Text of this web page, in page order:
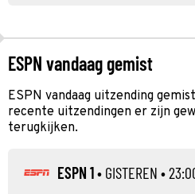
ESPN vandaag gemist
ESPN vandaag uitzending
recente uitzendingen er zijn
terugkijken.
ESPN 1• GISTEREN •